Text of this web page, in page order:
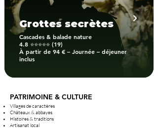
Grottes secrètes
Cascades & balade nature
4.8 ⭐⭐⭐⭐⭐ (19)
À partir de 94 € – Journée – déjeuner
inclus
PATRIMOINE & CULTURE
Villages de caractères
Châteaux & abbayes
Histoires & traditions
Artisanat local